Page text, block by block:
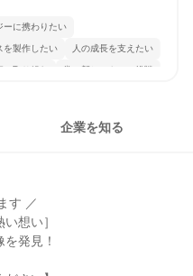
ーに携わりたい
を製作したい 人の成長を支えたい
取り組む 常に新しいものに挑戦
企業を知る
す ／
想い］
発見！